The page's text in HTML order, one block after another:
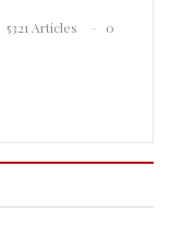
5321 Articles
0